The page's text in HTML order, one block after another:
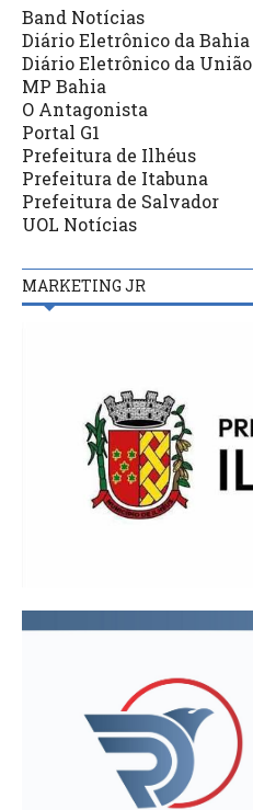
Band Notícias
Diário Eletrônico da Bahia
Diário Eletrônico da União
MP Bahia
O Antagonista
Portal G1
Prefeitura de Ilhéus
Prefeitura de Itabuna
Prefeitura de Salvador
UOL Notícias
MARKETING JR